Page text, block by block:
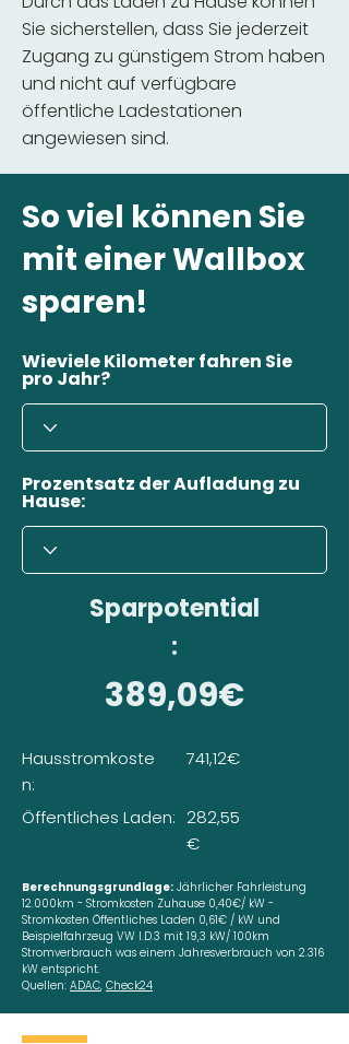
Sie sicherstellen, dass Sie jederzeit
Zugang zu günstigem Strom haben
und nicht auf verfügbare
öffentliche Ladestationen
angewiesen sind.
So viel können Sie
mit einer Wallbox
sparen!
Wieviele Kilometer fahren Sie
pro Jahr?
Prozentsatz der Aufladung zu
Hause:
Sparpotential
:
389,09€
Hausstromkoste
n:
Öffentliches Laden:
741,12€
282,55
€
Berechnungsgrundlage: Jährlicher Fahrleistung
12.000km - Stromkosten Zuhause 0,40€/ kW -
Stromkosten Öffentliches Laden 0,61€ / kW und
Beispielfahrzeug VW I.D.3 mit 19,3 kW/ 100km
Stromverbrauch was einem Jahresverbrauch von 2.316
kW entspricht.
Quellen: ADAC, Check24